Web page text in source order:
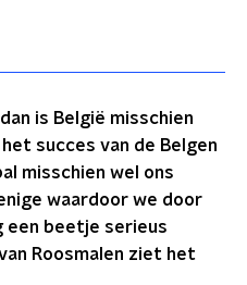
is België misschien
succes van de Belgen
misschien wel ons
waardoor we door
een beetje serieus
Roosmalen ziet het